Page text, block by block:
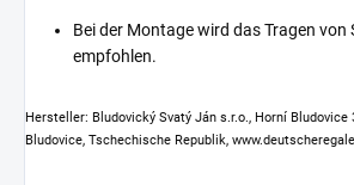
Bei der Montage wird das Tragen
empfohlen.
Hersteller: Bludovický Svatý Ján s.r.o., Horní Bludovice
Bludovice, Tschechische Republik,